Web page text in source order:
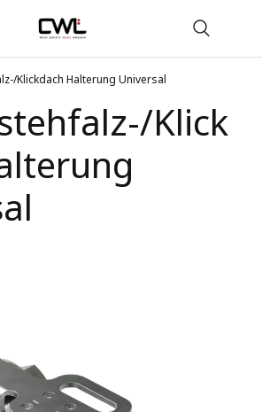
Klickdach Halterung Universal
Klick